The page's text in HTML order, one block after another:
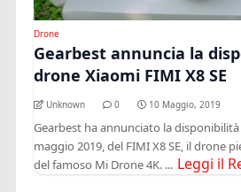
Drone
Gearbest annuncia la
drone Xiaomi FIMI X8 SE
Unknown 0 10 Maggio, 2019
Gearbest ha annunciato la
maggio 2019, del FIMI X8 SE, il drone
del famoso Mi Drone 4K. ... Leggi il